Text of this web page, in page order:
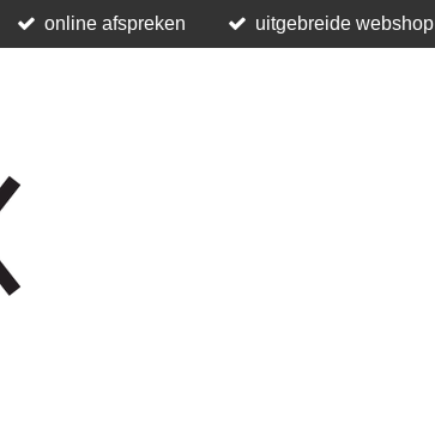
online afspreken uitgebreide webshop